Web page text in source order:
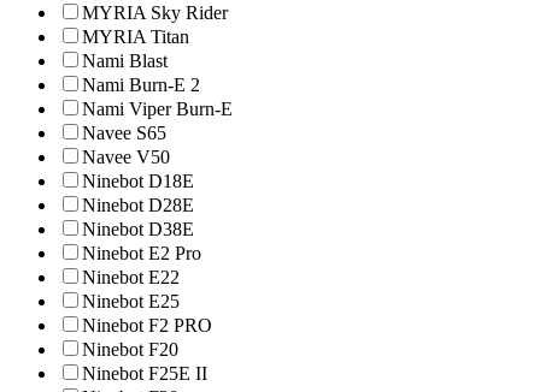
MYRIA Sky Rider
MYRIA Titan
Nami Blast
Nami Burn-E 2
Nami Viper Burn-E
Navee S65
Navee V50
Ninebot D18E
Ninebot D28E
Ninebot D38E
Ninebot E2 Pro
Ninebot E22
Ninebot E25
Ninebot F2 PRO
Ninebot F20
Ninebot F25E II